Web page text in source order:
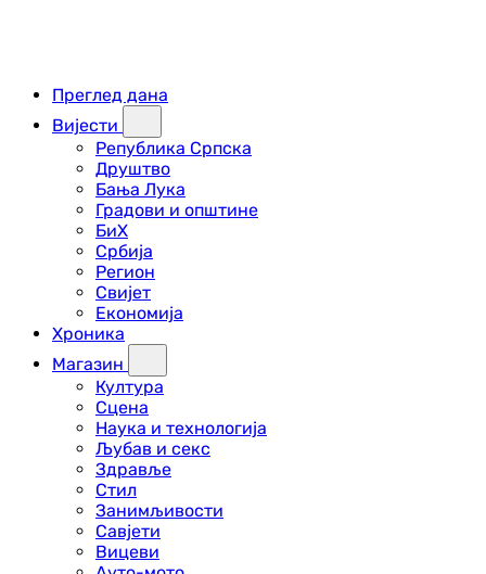
Преглед дана
Вијести
Република Српска
Друштво
Бања Лука
Градови и општине
БиХ
Србија
Регион
Свијет
Економија
Хроника
Магазин
Култура
Сцена
Наука и технологија
Љубав и секс
Здравље
Стил
Занимљивости
Савјети
Вицеви